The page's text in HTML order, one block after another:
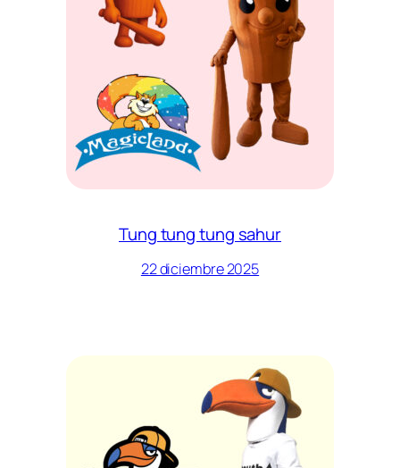
Tung tung tung sahur
22 diciembre 2025